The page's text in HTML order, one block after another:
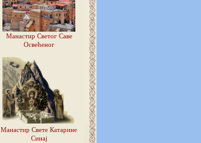
Манастир Светог Саве
Освећеног
Манастир Свете Катарине
Синај